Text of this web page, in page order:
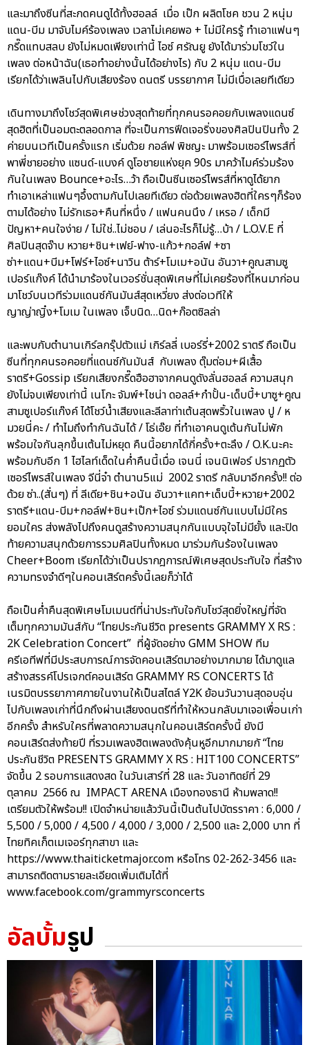
และมาถึงซีนที่สะกดคนดูได้ทั้งฮอลล์ เมื่อ เป๊ก ผลิตโชค ชวน 2 หนุ่ม
แดน-บีม มาจับไมค์ร้องเพลง เวลาไม่เคยพอ + ไม่มีใครรู้ ทำเอาแฟนๆ
กรี๊ดแทบสลบ ยังไม่หมดเพียงเท่านี้ ไอซ์ ศรัณยู ยังได้มาร่วมโชว์ใน
เพลง ต่อหน้าฉัน(เธอทำอย่างนั้นได้อย่างไร) กับ 2 หนุ่ม แดน-บีม
เรียกได้ว่าเพลินไปกับเสียงร้อง ดนตรี บรรยากาศ ไม่มีเบื่อเลยทีเดียว
เดินทางมาถึงโชว์สุดพิเศษช่วงสุดท้ายที่ทุกคนรอคอยกับเพลงแดนซ์
สุดฮิตที่เป็นอมตะตลอดกาล ที่จะเป็นการฟีดเจอริ่งของศิลปินปินทั้ง 2
ค่ายบนเวทีเป็นครั้งแรก เริ่มด้วย กอล์ฟ พิชญะ มาพร้อมเซอร์ไพรส์ที่
พาพี่ชายอย่าง แซนด์-แบงค์ ดูโอชายแห่งยุค 90s มาคว้าไมค์ร่วมร้อง
กันในเพลง Bounce+อะไร…ว้า ถือเป็นซีนเซอร์ไพรส์ที่หาดูได้ยาก
ทำเอาเหล่าแฟนๆอึ้งตามกันไปเลยทีเดียว ต่อด้วยเพลงฮิตที่ใครๆก็ร้อง
ตามได้อย่าง ไม่รักเธอ+คืนที่หนึ่ง / แฟนคนนึง / เหรอ / เด็กมี
ปัญหา+คนใจง่าย / ไม่ใช่..ไม่ชอบ / เล่นอะไรก็ไม่รู้…บ้า / L.O.V.E ที่
ศิลปินสุดจ๊าบ หวาย+ชิน+เฟย์-ฟาง-แก้ว+กอล์ฟ +ซา
ซ่า+แดน+บีม+โฟร์+ไอซ์+นาวิน ต้าร์+โมเม+อนัน อันวา+คูณสามซู
เปอร์แก๊งค์ ได้นำมาร้องในเวอร์ชั่นสุดพิเศษที่ไม่เคยร้องที่ไหนมาก่อน
มาโชว์บนเวทีร่วมแดนซ์กันมันส์สุดเหวี่ยง ส่งต่อเวทีให้
ญาญ่าญิ๋ง+โมเม ในเพลง เจ็บนิด…นิด+ก๊อตซิลล่า
และพบกับตำนานเกิร์ลกรุ๊ปตัวแม่ เกิร์ลลี่ เบอร์รี่+2002 ราตรี ถือเป็น
ซีนที่ทุกคนรอคอยที่แดนซ์กันมันส์ กับเพลง ตุ๊มต่อม+ผีเสื้อ
ราตรี+Gossip เรียกเสียงกรี๊ดฮือฮาจากคนดูดังลั่นฮอลล์ ความสนุก
ยังไม่จบเพียงเท่านี้ เนโกะ จัมพ์+ไชน่า ดอลล์+กำปั้น-เด็บบี้+บาซู+คูณ
สามซูเปอร์แก๊งค์ ได้โชว์น้ำเสียงและลีลาท่าเต้นสุดพริ้วในเพลง ปู / ห
มวยนี่คะ / ทำไมถึงทำกันฉันได้ / โธ่เอ๊ย ที่ทำเอาคนดูเต้นกันไม่พัก
พร้อมใจกันลุกขึ้นเต้นไม่หยุด คืนนี้อยากได้กี่ครั้ง+ตะลึง / O.K.นะคะ
พร้อมกับอีก 1 ไฮไลท์เด็ดในค่ำคืนนี้เมื่อ เจนนี่ เจนนิเฟอร์ ปรากฏตัว
เซอร์ไพรส์ในเพลง จีนี่จ๋า ตำนาน5แม่ 2002 ราตรี กลับมาอีกครั้ง!! ต่อ
ด้วย ซ่า..(สั่นๆ) ที่ ลีเดีย+ชิน+อนัน อันวา+แคท+เด็บบี้+หวาย+2002
ราตรี+แดน-บีม+กอล์ฟ+ชิน+เป๊ก+ไอซ์ ร่วมแดนซ์กันแบบไม่มีใคร
ยอมใคร ส่งพลังไปถึงคนดูสร้างความสนุกกันแบบจุใจไม่มียั้ง และปิด
ท้ายความสนุกด้วยการรวมศิลปินทั้งหมด มาร่วมกันร้องในเพลง
Cheer+Boom เรียกได้ว่าเป็นปรากฎการณ์พิเศษสุดประทับใจ ที่สร้าง
ความทรงจำดีๆในคอนเสิร์ตครั้งนี้เลยก็ว่าได้
ถือเป็นค่ำคืนสุดพิเศษโมเมนต์ที่น่าประทับใจกับโชว์สุดยิ่งใหญ่ที่จัด
เต็มทุกความมันส์กับ “ไทยประกันชีวิต presents GRAMMY X RS :
2K Celebration Concert” ที่ผู้จัดอย่าง GMM SHOW ทีม
ครีเอทีฟที่มีประสบการณ์การจัดคอนเสิร์ตมาอย่างมากมาย ได้มาดูแล
สร้างสรรค์โปรเจกต์คอนเสิร์ต GRAMMY RS CONCERTS ได้
เนรมิตบรรยากาศภายในงานให้เป็นสไตล์ Y2K ย้อนวันวานสุดอบอุ่น
ไปกับเพลงเก่าที่นึกถึงผ่านเสียงดนตรีที่ทำให้หวนกลับมาเจอเพื่อนเก่า
อีกครั้ง สำหรับใครที่พลาดความสนุกในคอนเสิร์ตครั้งนี้ ยังมี
คอนเสิร์ตส่งท้ายปี ที่รวมเพลงฮิตเพลงดังคุ้นหูอีกมากมายกั “ไทย
ประกันชีวิต PRESENTS GRAMMY X RS : HIT100 CONCERTS”
จัดขึ้น 2 รอบการแสดงสด ในวันเสาร์ที่ 28 และ วันอาทิตย์ที่ 29
ตุลาคม 2566 ณ IMPACT ARENA เมืองทองธานี ห้ามพลาด!!
เตรียมตัวให้พร้อม!! เปิดจำหน่ายแล้ววันนี้เป็นต้นไปบัตรราคา : 6,000 /
5,500 / 5,000 / 4,500 / 4,000 / 3,000 / 2,500 และ 2,000 บาท ที่
ไทยทิคเก็ตเมเจอร์ทุกสาขา และ
https://www.thaiticketmajor.com หรือโทร 02-262-3456 และ
สามารถติดตามรายละเอียดเพิ่มเติมได้ที่
www.facebook.com/grammyrsconcerts
อัลบั้มรูป